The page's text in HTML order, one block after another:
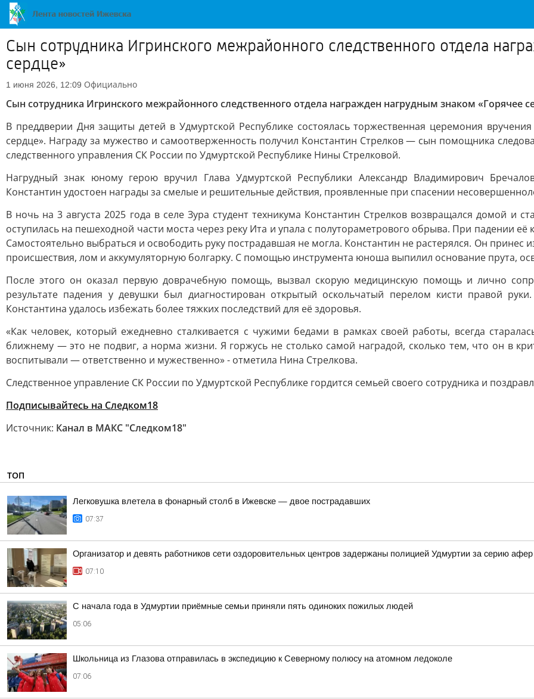
Сын сотрудника Игринского межрайонного следственного отдела
сердце»
1 июня 2026, 12:09 Официально
Сын сотрудника Игринского межрайонного следственного отдела награжден нагрудным знаком «Горячее
В преддверии Дня защиты детей в Удмуртской Республике состоялась торжественная церемония
сердце». Награду за мужество и самоотверженность получил Константин Стрелков — сын помощника
следственного управления СК России по Удмуртской Республике Нины Стрелковой.
Нагрудный знак юному герою вручил Глава Удмуртской Республики Александр Владимирович
Константин удостоен награды за смелые и решительные действия, проявленные при спасении
В ночь на 3 августа 2025 года в селе Зура студент техникума Константин Стрелков возвращался домой и
оступилась на пешеходной части моста через реку Ита и упала с полутораметрового обрыва. При падении
Самостоятельно выбраться и освободить руку пострадавшая не могла. Константин не растерялся. Он принес
происшествия, лом и аккумуляторную болгарку. С помощью инструмента юноша выпилил основание прута,
После этого он оказал первую доврачебную помощь, вызвал скорую медицинскую помощь и лично
результате падения у девушки был диагностирован открытый оскольчатый перелом кисти правой
Константина удалось избежать более тяжких последствий для её здоровья.
«Как человек, который ежедневно сталкивается с чужими бедами в рамках своей работы, всегда
ближнему — это не подвиг, а норма жизни. Я горжусь не столько самой наградой, сколько тем, что он в
воспитывали — ответственно и мужественно» - отметила Нина Стрелкова.
Следственное управление СК России по Удмуртской Республике гордится семьей своего сотрудника и
Подписывайтесь на Следком18
Источник: Канал в МАКС "Следком18"
ТОП
Легковушка влетела в фонарный столб в Ижевске — двое пострадавших
07:37
Организатор и девять работников сети оздоровительных центров задержаны полицией Удмуртии за серию афер
07:10
С начала года в Удмуртии приёмные семьи приняли пять одиноких пожилых людей
05:06
Школьница из Глазова отправилась в экспедицию к Северному полюсу на атомном ледоколе
07:06